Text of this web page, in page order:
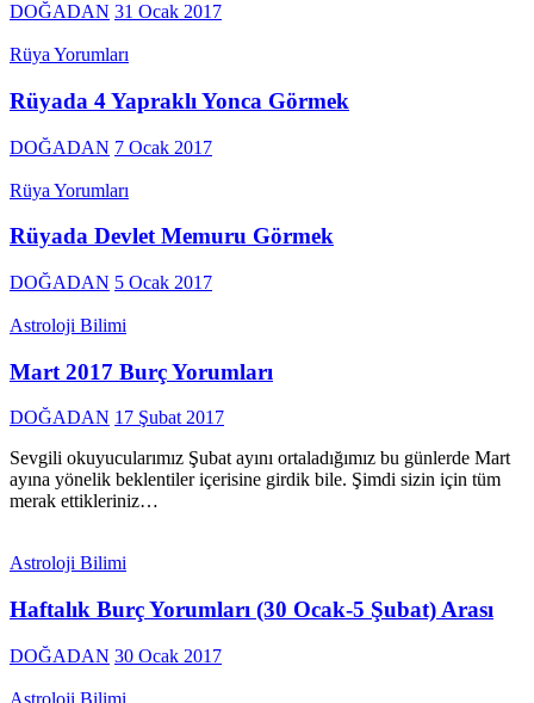
DOĞADAN 31 Ocak 2017
Rüya Yorumları
Rüyada 4 Yapraklı Yonca Görmek
DOĞADAN 7 Ocak 2017
Rüya Yorumları
Rüyada Devlet Memuru Görmek
DOĞADAN 5 Ocak 2017
Astroloji Bilimi
Mart 2017 Burç Yorumları
DOĞADAN 17 Şubat 2017
Sevgili okuyucularımız Şubat ayını ortaladığımız bu günlerde Mart
ayına yönelik beklentiler içerisine girdik bile. Şimdi sizin için tüm
merak ettikleriniz…
Astroloji Bilimi
Haftalık Burç Yorumları (30 Ocak-5 Şubat) Arası
DOĞADAN 30 Ocak 2017
Astroloji Bilimi